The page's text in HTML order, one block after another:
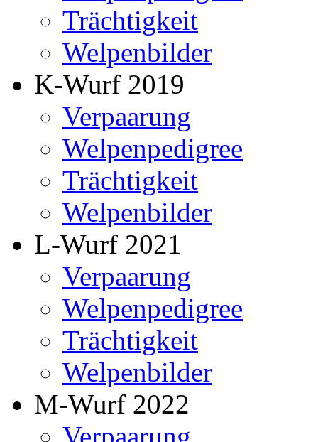
Trächtigkeit
Welpenbilder
K-Wurf 2019
Verpaarung
Welpenpedigree
Trächtigkeit
Welpenbilder
L-Wurf 2021
Verpaarung
Welpenpedigree
Trächtigkeit
Welpenbilder
M-Wurf 2022